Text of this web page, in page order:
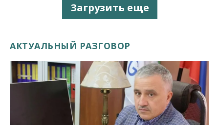
Загрузить еще
АКТУАЛЬНЫЙ РАЗГОВОР